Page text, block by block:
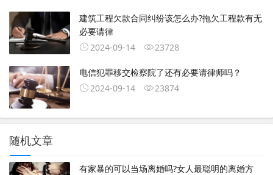
建筑工程欠款合同纠纷该怎么办?拖欠工程款有无
必要请律
2024-09-14
23728
电信犯罪移交检察院了还有必要请律师吗？
2024-09-14
23874
随机文章
有家暴的可以当场离婚吗?女人最聪明的离婚方